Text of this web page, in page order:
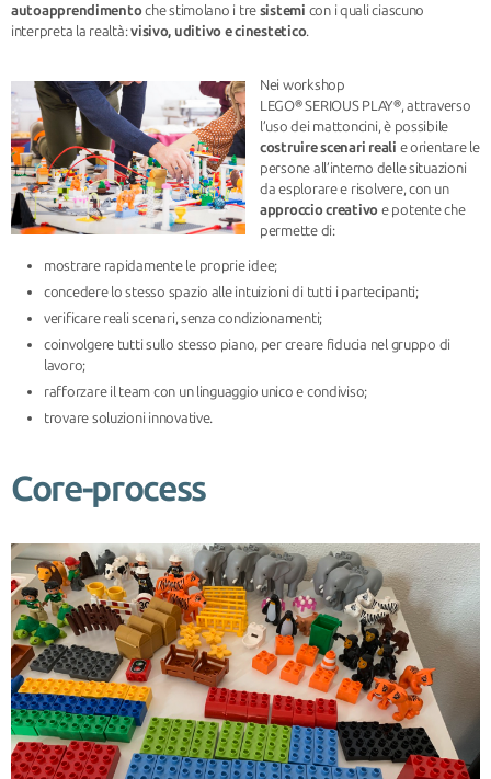
autoapprendimentoche stimolano i tre sistemi con i quali ciascuno
interpreta la realtà:visivo, uditivo e cinestetico.
Nei workshop
LEGO® SERIOUS PLAY®, attraverso
l’uso dei mattoncini, è possibile
costruire scenari reali e orientare le
persone all’interno delle situazioni
da esplorare e risolvere, con un
approccio creativo e potente che
permette di:
mostrare rapidamente le proprie idee;
concedere lo stesso spazio alle intuizioni di tutti i partecipanti;
verificare reali scenari, senza condizionamenti;
coinvolgere tutti sullo stesso piano, per creare fiducia nel gruppo di
lavoro;
rafforzare il team con un linguaggio unico e condiviso;
trovare soluzioni innovative.
Core-process